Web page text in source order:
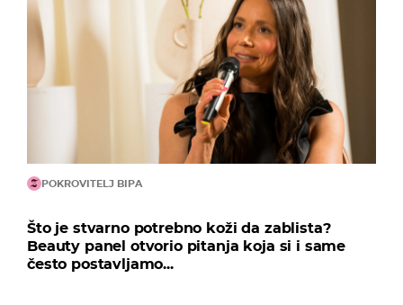
POKROVITELJ BIPA
Što je stvarno potrebno koži da zablista?
Beauty panel otvorio pitanja koja si i same
često postavljamo...